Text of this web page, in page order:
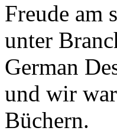
Freude am
unter
German
und wir
Büchern.